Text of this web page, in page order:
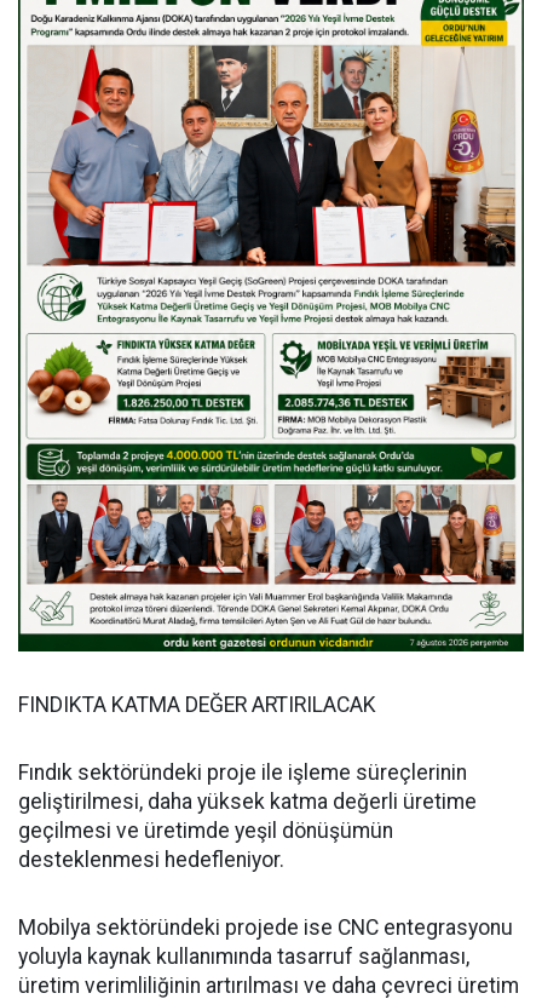
FINDIKTA KATMA DEĞER ARTIRILACAK
Fındık sektöründeki proje ile işleme süreçlerinin
geliştirilmesi, daha yüksek katma değerli üretime
geçilmesi ve üretimde yeşil dönüşümün
desteklenmesi hedefleniyor.
Mobilya sektöründeki projede ise CNC entegrasyonu
yoluyla kaynak kullanımında tasarruf sağlanması,
üretim verimliliğinin artırılması ve daha çevreci üretim